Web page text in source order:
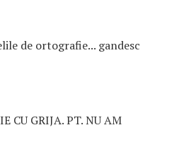
de ortografie... gandesc
CU GRIJA. PT. NU AM